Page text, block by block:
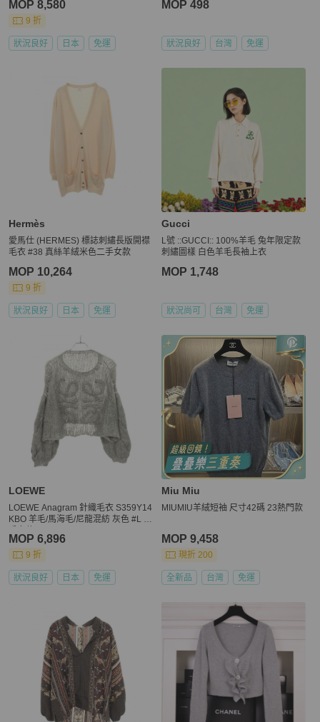
MOP 8,580
9 折
狀況良好 日本 免運
MOP 498
狀況良好 台灣 免運
Hermès
愛馬仕 (HERMES) 標誌刺繡長版開襟
毛衣 #38 真絲羊絨米色二手女款
MOP 10,264
9 折
狀況良好 日本 免運
Gucci
L號 ::GUCCI:: 100%羊毛 兔年限定款
刺繡圖樣 白色羊毛長袖上衣
MOP 1,748
狀況尚可 台灣 免運
LOEWE
LOEWE Anagram 針織毛衣 S359Y14
KBO 羊毛/馬海毛/尼龍混紡 灰色 #L 二
MOP 6,896
9 折
狀況良好 日本 免運
Miu Miu
MIUMIU羊絨短袖 尺寸42碼 23熱門款
MOP 9,458
現折 200
全新品 台灣 免運